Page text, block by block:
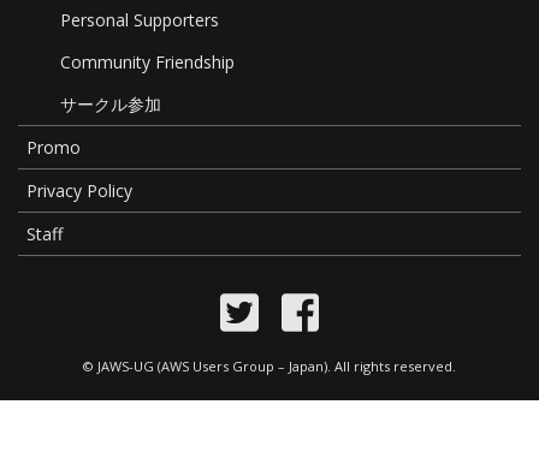
Personal Supporters
Community Friendship
サークル参加
Promo
Privacy Policy
Staff
© JAWS-UG (AWS Users Group – Japan). All rights reserved.